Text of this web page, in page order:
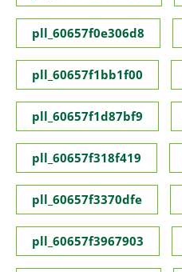
pll_60657f0e306d8
pll_60657f1bb1f00
pll_60657f1d87bf9
pll_60657f318f419
pll_60657f3370dfe
pll_60657f3967903